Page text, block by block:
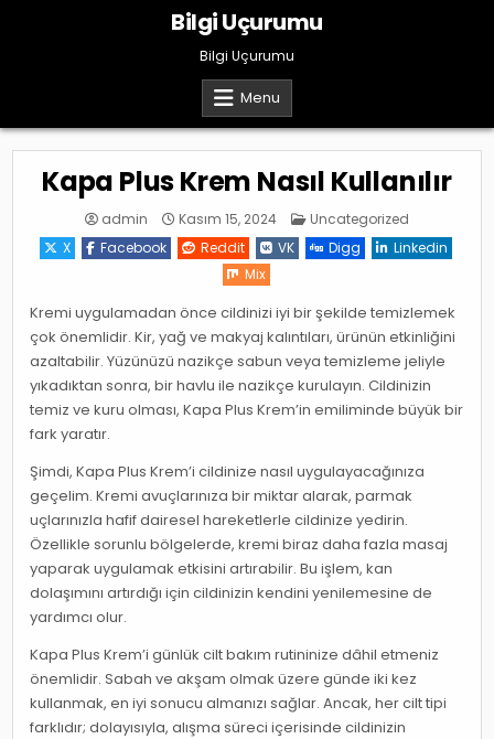
Bilgi Uçurumu
Bilgi Uçurumu
Menu
Kapa Plus Krem Nasıl Kullanılır
admin Kasım 15, 2024 Posted
Uncategorized
X
Facebook Reddit VK Digg
Linkedin
Mix
Kremi uygulamadan önce cildinizi iyi bir şekilde temizlemek
çok önemlidir. Kir, yağ ve makyaj kalıntıları, ürünün etkinliğini
azaltabilir. Yüzünüzü nazikçe sabun veya temizleme jeliyle
yıkadıktan sonra, bir havlu ile nazikçe kurulayın. Cildinizin
temiz ve kuru olması, Kapa Plus Krem’in emiliminde büyük bir
fark yaratır.
Şimdi, Kapa Plus Krem’i cildinize nasıl uygulayacağınıza
geçelim. Kremi avuçlarınıza bir miktar alarak, parmak
uçlarınızla hafif dairesel hareketlerle cildinize yedirin.
Özellikle sorunlu bölgelerde, kremi biraz daha fazla masaj
yaparak uygulamak etkisini artırabilir. Bu işlem, kan
dolaşımını artırdığı için cildinizin kendini yenilemesine de
yardımcı olur.
Kapa Plus Krem’i günlük cilt bakım rutininize dâhil etmeniz
önemlidir. Sabah ve akşam olmak üzere günde iki kez
kullanmak, en iyi sonucu almanızı sağlar. Ancak, her cilt tipi
farklıdır; dolayısıyla, alışma süreci içerisinde cildinizin